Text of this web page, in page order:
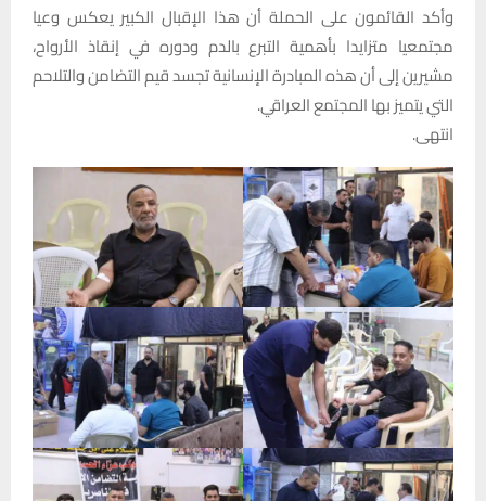
وأكد القائمون على الحملة أن هذا الإقبال الكبير يعكس وعيا
مجتمعيا متزايدا بأهمية التبرع بالدم ودوره في إنقاذ الأرواح،
مشيرين إلى أن هذه المبادرة الإنسانية تجسد قيم التضامن والتلاحم
التي يتميز بها المجتمع العراقي.
انتهى.